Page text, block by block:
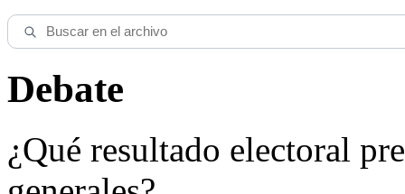
Debate
¿Qué resultado electoral